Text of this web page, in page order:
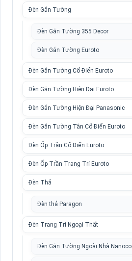
Đèn Gắn Tường
Đèn Gắn Tường 355 Decor
Đèn Gắn Tường Euroto
Đèn Gắn Tường Cổ Điển Euroto
Đèn Gắn Tường Hiện Đại Euroto
Đèn Gắn Tường Hiện Đại Panasonic
Đèn Gắn Tường Tân Cổ Điển Euroto
Đèn Ốp Trần Cổ Điển Euroto
Đèn Ốp Trần Trang Trí Euroto
Đèn Thả
Đèn thả Paragon
Đèn Trang Trí Ngoại Thất
Đèn Gắn Tường Ngoài Nhà Nanoco